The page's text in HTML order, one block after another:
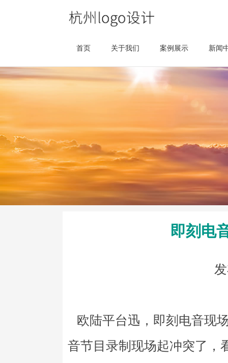
首页 关于我们 案例展示 新闻
即刻电
欧陆平台迅，即刻电音现
音节目录制现场起冲突了，